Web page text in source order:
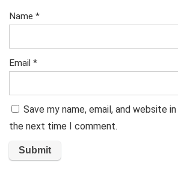
Name *
Email *
Save my name, email, and website
the next time I comment.